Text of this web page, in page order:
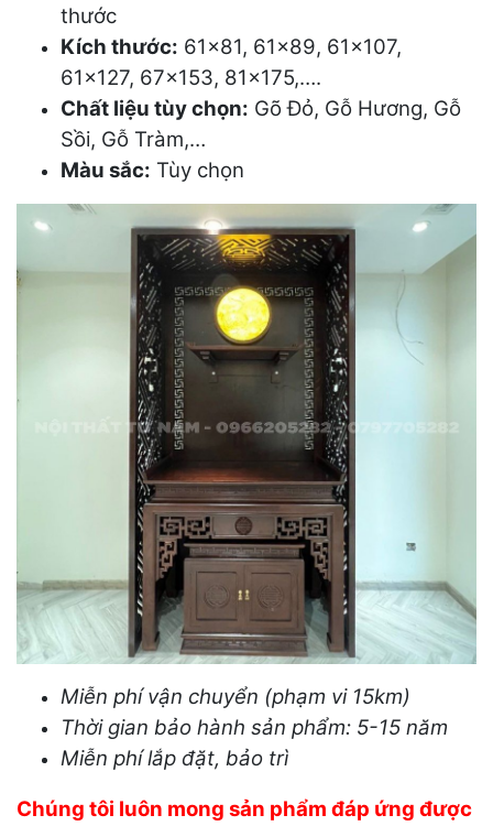
thước
Kích thước: 61×81, 61×89, 61×107,
61×127, 67×153, 81×175,….
Chất liệu tùy chọn: Gõ Đỏ, Gỗ Hương, Gỗ
Sồi, Gỗ Tràm,…
Màu sắc: Tùy chọn
Miễn phí vận chuyển (phạm vi 15km)
Thời gian bảo hành sản phẩm: 5-15 năm
Miễn phí lắp đặt, bảo trì
Chúng tôi luôn mong sản phẩm đáp ứng được